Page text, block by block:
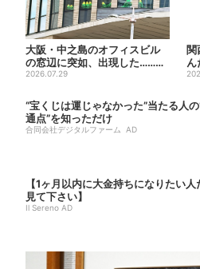
大阪・中之島のオフィスビル
の窓辺に突如、出現した……巨
大インコ「何かいる」「朝か...
2026.07.29
関
店
“宝くじは運じゃなかった”当たる人
通点”を知っただけ
合同会社デジタルファーム AD
【1ヶ月以内に大金持ちになりたい人
見て下さい】
Il Sereno AD